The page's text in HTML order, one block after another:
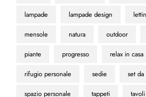
lampade lampade design
mensole natura outdoor
piante progresso relax in casa
rifugio personale sedie set
spazio personale tappeti tavoli